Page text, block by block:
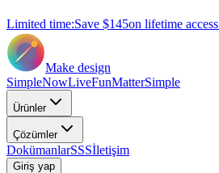
Limited time:Save $145on lifetime access
Make design
SimpleNowLiveFunMatterSimple
Ürünler
Çözümler
DokümanlarSSSİletişim
Giriş yap